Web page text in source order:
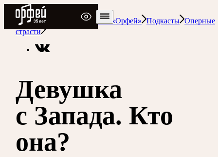
Радио Орфей
Радио классической музыки «Орфей» Подкасты Оперные
страсти
Девушка
с Запада. Кто
она?